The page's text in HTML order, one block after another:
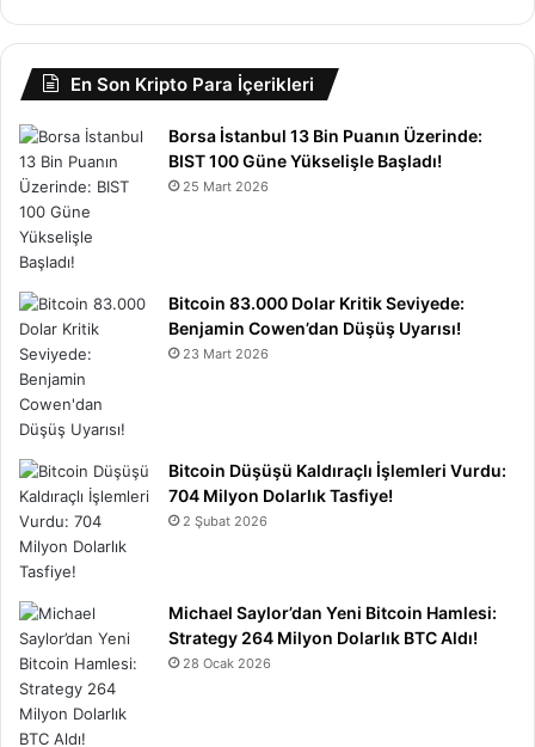
En Son Kripto Para İçerikleri
Borsa İstanbul 13 Bin Puanın Üzerinde:
BIST 100 Güne Yükselişle Başladı!
25 Mart 2026
Bitcoin 83.000 Dolar Kritik Seviyede:
Benjamin Cowen’dan Düşüş Uyarısı!
23 Mart 2026
Bitcoin Düşüşü Kaldıraçlı İşlemleri Vurdu:
704 Milyon Dolarlık Tasfiye!
2 Şubat 2026
Michael Saylor’dan Yeni Bitcoin Hamlesi:
Strategy 264 Milyon Dolarlık BTC Aldı!
28 Ocak 2026